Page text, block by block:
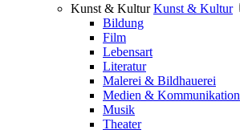
Kunst & Kultur Kunst & Kultur
Bildung
Film
Lebensart
Literatur
Malerei & Bildhauerei
Medien & Kommunikation
Musik
Theater